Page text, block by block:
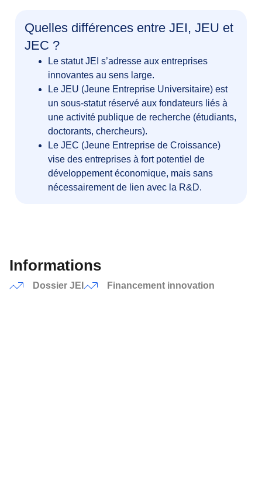
Quelles différences entre JEI, JEU et
JEC ?
Le statut JEI s’adresse aux entreprises
innovantes au sens large.
Le JEU (Jeune Entreprise Universitaire) est
un sous-statut réservé aux fondateurs liés à
une activité publique de recherche (étudiants,
doctorants, chercheurs).
Le JEC (Jeune Entreprise de Croissance)
vise des entreprises à fort potentiel de
développement économique, mais sans
nécessairement de lien avec la R&D.
Informations
Dossier JEI Financement innovation